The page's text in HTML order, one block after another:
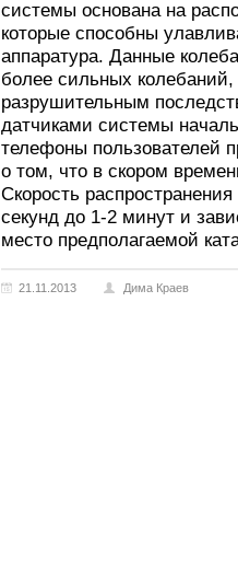
системы основана на
которые способны
аппаратура. Данные
более сильных колебаний,
разрушительным
датчиками системы
телефоны пользователей
о том, что в скором
Скорость
секунд до 1-2 минут и
место предполагаемой
21.11.2013 Дима Краев